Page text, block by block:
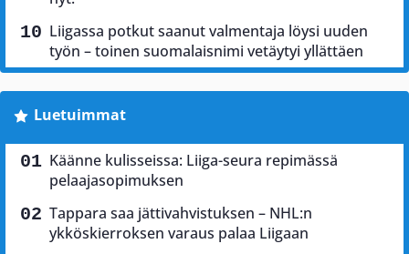
Liigassa potkut saanut valmentaja löysi uuden
työn – toinen suomalaisnimi vetäytyi yllättäen
Luetuimmat
Käänne kulisseissa: Liiga-seura repimässä
pelaajasopimuksen
Tappara saa jättivahvistuksen – NHL:n
ykköskierroksen varaus palaa Liigaan